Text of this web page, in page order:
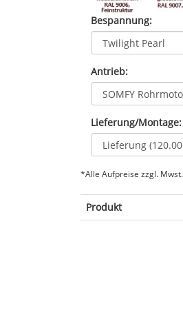
Bespannung:
Antrieb:
Lieferung/Montage:
*Alle Aufpreise zzgl. Mwst.
Produkt